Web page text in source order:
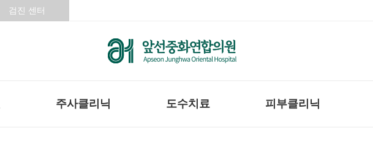
검진 센터
주사클리닉 도수치료 피부클리닉